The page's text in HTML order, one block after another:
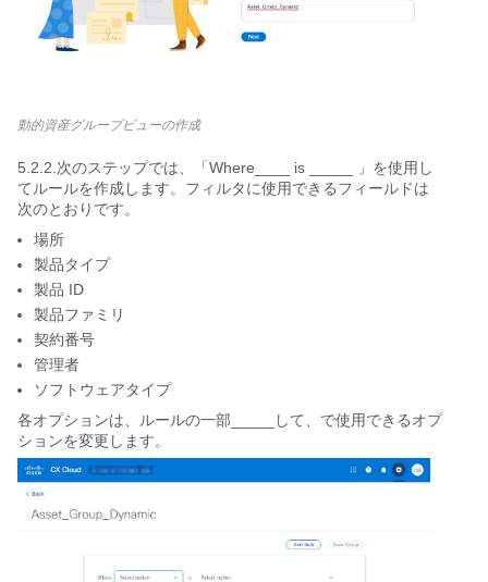
動的資産グループビューの作成
5.2.2.次のステップでは、「Where____ is _____ 」を使用し
てルールを作成します。フィルタに使用できるフィールドは
次のとおりです。
場所
製品タイプ
製品 ID
製品ファミリ
契約番号
管理者
ソフトウェアタイプ
各オプションは、ルールの一部_____して、で使用できるオプ
ションを変更します。